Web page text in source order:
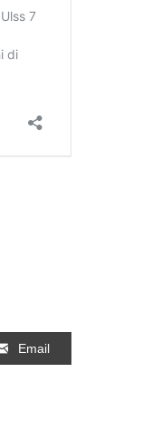
Email